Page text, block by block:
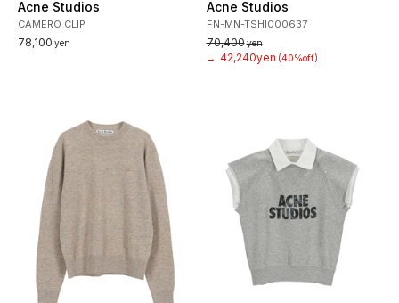
Acne Studios
CAMERO CLIP
78,100 yen
Acne Studios
FN-MN-TSHI000637
70,400yen
→ 42,240yen (40%off)